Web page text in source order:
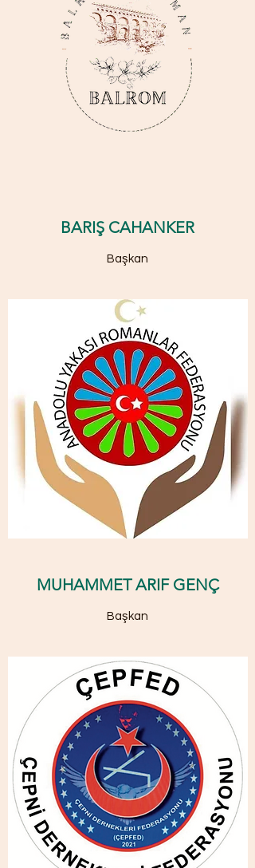
BARIŞ CAHANKER
Başkan
MUHAMMET ARIF GENÇ
Başkan